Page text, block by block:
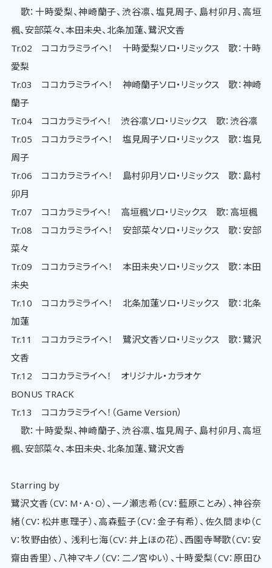
歌：十時愛梨、神崎蘭子、渋谷凛、塩見周子、島村卯月、高垣
楓、安部菜々、本田未央、北条加蓮、鷺沢文香
Tr.02 ココカラミライヘ！ 十時愛梨ソロ・リミックス 歌：十時
愛梨
Tr.03 ココカラミライヘ！ 神崎蘭子ソロ・リミックス 歌：神崎
蘭子
Tr.04 ココカラミライヘ！ 渋谷凛ソロ・リミックス 歌：渋谷凛
Tr.05 ココカラミライヘ！ 塩見周子ソロ・リミックス 歌：塩見
周子
Tr.06 ココカラミライヘ！ 島村卯月ソロ・リミックス 歌：島村
卯月
Tr.07 ココカラミライヘ！ 高垣楓ソロ・リミックス 歌：高垣楓
Tr.08 ココカラミライヘ！ 安部菜々ソロ・リミックス 歌：安部
菜々
Tr.09 ココカラミライヘ！ 本田未央ソロ・リミックス 歌：本田
未央
Tr.10 ココカラミライヘ！ 北条加蓮ソロ・リミックス 歌：北条
加蓮
Tr.11 ココカラミライヘ！ 鷺沢文香ソロ・リミックス 歌：鷺沢
文香
Tr.12 ココカラミライヘ！ オリジナル・カラオケ
BONUS TRACK
Tr.13 ココカラミライヘ！（Game Version）
歌：十時愛梨、神崎蘭子、渋谷凛、塩見周子、島村卯月、高垣
楓、安部菜々、本田未央、北条加蓮、鷺沢文香
Starring by
鷺沢文香（CV：M･A･O）、一ノ瀬志希（CV：藍原ことみ）、神谷奈
緒（CV：松井恵理子）、高森藍子（CV：金子有希）、佐久間まゆ（C
V：牧野由依）、 浅利七海（CV：井上ほの花）、西園寺琴歌（CV：安
齋由香里）、八神マキノ（CV：二ノ宮ゆい）、十時愛梨（CV：原田ひ